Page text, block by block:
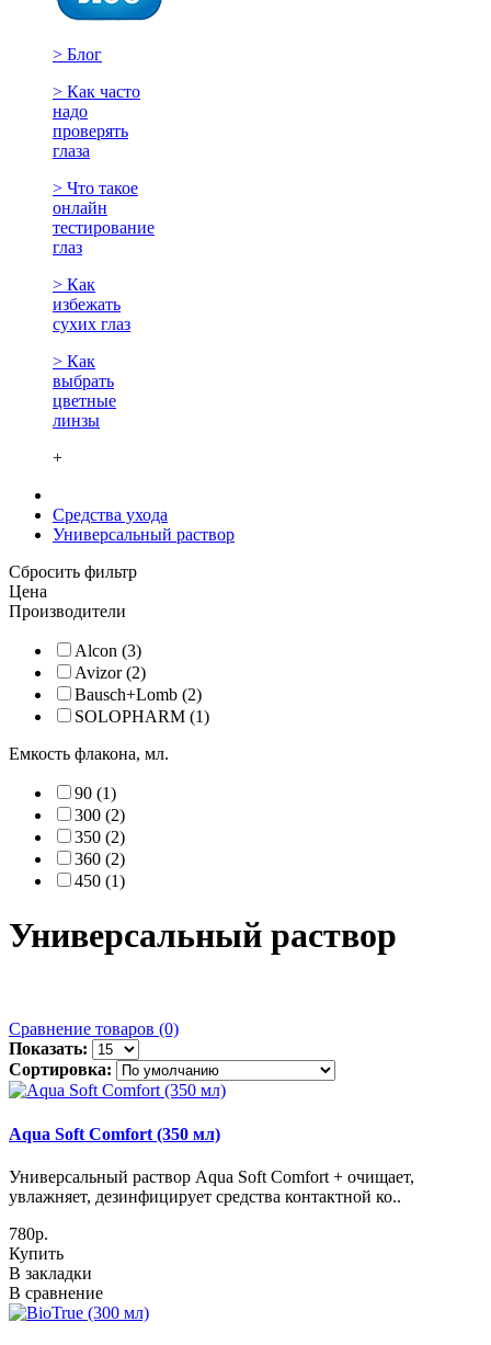
> Блог
> Как часто
надо
проверять
глаза
> Что такое
онлайн
тестирование
глаз
> Как
избежать
сухих глаз
> Как
выбрать
цветные
линзы
+
Средства ухода
Универсальный раствор
Сбросить фильтр
Цена
Производители
Alcon (3)
Avizor (2)
Bausch+Lomb (2)
SOLOPHARM (1)
Емкость флакона, мл.
90 (1)
300 (2)
350 (2)
360 (2)
450 (1)
Универсальный раствор
Сравнение товаров (0)
Показать:
Сортировка:
Aqua Soft Comfort (350 мл)
Универсальный раствор Aqua Soft Comfort + очищает,
увлажняет, дезинфицирует средства контактной ко..
780р.
Купить
В закладки
В сравнение